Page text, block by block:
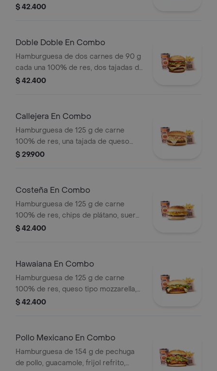
tocineta, tomate en rodajas, cebolla
bebida
$ 42.400
Doble Doble En Combo
Hamburguesa de dos carnes de 90 g
cada una 100% de res, dos tajadas de
queso tipo mozzarella, cebolla grillé,
cascos) + bebida PET
$ 42.400
Callejera En Combo
Hamburguesa de 125 g de carne
100% de res, una tajada de queso
tipo mozzarella, papas callejera, salsa
+ bebida PET
$ 29.900
Costeña En Combo
Hamburguesa de 125 g de carne
100% de res, chips de plátano, suero,
queso costeño rallado y salsa blanca
$ 42.400
Hawaiana En Combo
Hamburguesa de 125 g de carne
100% de res, queso tipo mozzarella,
piña, lechuga, salsa blanca y salsa de
pet
$ 42.400
Pollo Mexicano En Combo
Hamburguesa de 154 g de pechuga
de pollo, guacamole, frijol refrito,